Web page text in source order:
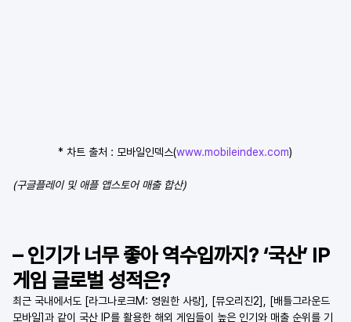
* 차트 출처 : 모바일인덱스(www.mobileindex.com)
(구글플레이 및 애플 앱스토어 매출 합산)
– 인기가 너무 좋아 역수입까지? ‘국산’ IP
게임 글로벌 성적은?
최근 국내에서도 [라그나로크M: 영원한 사랑], [뮤오리진2], [배틀그라운드
모바일]과 같이 국산 IP를 활용한 해외 게임들이 높은 인기와 매출 순위를 기